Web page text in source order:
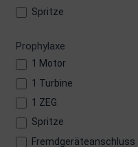
Spritze
Prophylaxe
1 Motor
1 Turbine
1 ZEG
Spritze
Fremdgeräteanschluss